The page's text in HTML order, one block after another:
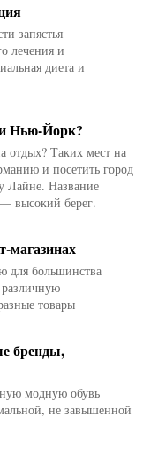
запястья —
лечения и
диета и
Нью-Йорк?
отдых? Таких мест на
и посетить город
Лайне. Название
— высокий берег.
магазинах
для большинства
различную
товары
бренды,
модную обувь
не завышенной